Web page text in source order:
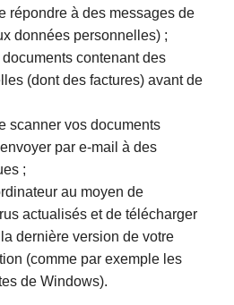
répondre à des messages de
données personnelles) ;
contenant des
(dont des factures) avant de
scanner vos documents
par e-mail à des
;
au moyen de
actualisés et de télécharger
dernière version de votre
(comme par exemple les
de Windows).